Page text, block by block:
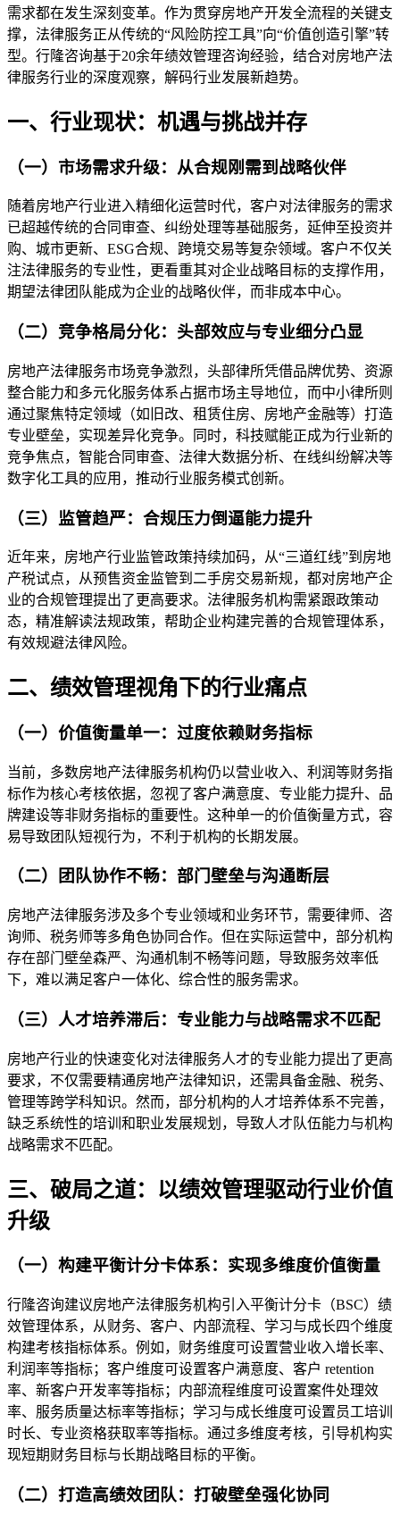
需求都在发生深刻变革。作为贯穿房地产开发全流程的关键支
撑，法律服务正从传统的“风险防控工具”向“价值创造引擎”转
型。行隆咨询基于20余年绩效管理咨询经验，结合对房地产法
律服务行业的深度观察，解码行业发展新趋势。
一、行业现状：机遇与挑战并存
（一）市场需求升级：从合规刚需到战略伙伴
随着房地产行业进入精细化运营时代，客户对法律服务的需求
已超越传统的合同审查、纠纷处理等基础服务，延伸至投资并
购、城市更新、ESG合规、跨境交易等复杂领域。客户不仅关
注法律服务的专业性，更看重其对企业战略目标的支撑作用，
期望法律团队能成为企业的战略伙伴，而非成本中心。
（二）竞争格局分化：头部效应与专业细分凸显
房地产法律服务市场竞争激烈，头部律所凭借品牌优势、资源
整合能力和多元化服务体系占据市场主导地位，而中小律所则
通过聚焦特定领域（如旧改、租赁住房、房地产金融等）打造
专业壁垒，实现差异化竞争。同时，科技赋能正成为行业新的
竞争焦点，智能合同审查、法律大数据分析、在线纠纷解决等
数字化工具的应用，推动行业服务模式创新。
（三）监管趋严：合规压力倒逼能力提升
近年来，房地产行业监管政策持续加码，从“三道红线”到房地
产税试点，从预售资金监管到二手房交易新规，都对房地产企
业的合规管理提出了更高要求。法律服务机构需紧跟政策动
态，精准解读法规政策，帮助企业构建完善的合规管理体系，
有效规避法律风险。
二、绩效管理视角下的行业痛点
（一）价值衡量单一：过度依赖财务指标
当前，多数房地产法律服务机构仍以营业收入、利润等财务指
标作为核心考核依据，忽视了客户满意度、专业能力提升、品
牌建设等非财务指标的重要性。这种单一的价值衡量方式，容
易导致团队短视行为，不利于机构的长期发展。
（二）团队协作不畅：部门壁垒与沟通断层
房地产法律服务涉及多个专业领域和业务环节，需要律师、咨
询师、税务师等多角色协同合作。但在实际运营中，部分机构
存在部门壁垒森严、沟通机制不畅等问题，导致服务效率低
下，难以满足客户一体化、综合性的服务需求。
（三）人才培养滞后：专业能力与战略需求不匹配
房地产行业的快速变化对法律服务人才的专业能力提出了更高
要求，不仅需要精通房地产法律知识，还需具备金融、税务、
管理等跨学科知识。然而，部分机构的人才培养体系不完善，
缺乏系统性的培训和职业发展规划，导致人才队伍能力与机构
战略需求不匹配。
三、破局之道：以绩效管理驱动行业价值
升级
（一）构建平衡计分卡体系：实现多维度价值衡量
行隆咨询建议房地产法律服务机构引入平衡计分卡（BSC）绩
效管理体系，从财务、客户、内部流程、学习与成长四个维度
构建考核指标体系。例如，财务维度可设置营业收入增长率、
利润率等指标；客户维度可设置客户满意度、客户 retention
率、新客户开发率等指标；内部流程维度可设置案件处理效
率、服务质量达标率等指标；学习与成长维度可设置员工培训
时长、专业资格获取率等指标。通过多维度考核，引导机构实
现短期财务目标与长期战略目标的平衡。
（二）打造高绩效团队：打破壁垒强化协同